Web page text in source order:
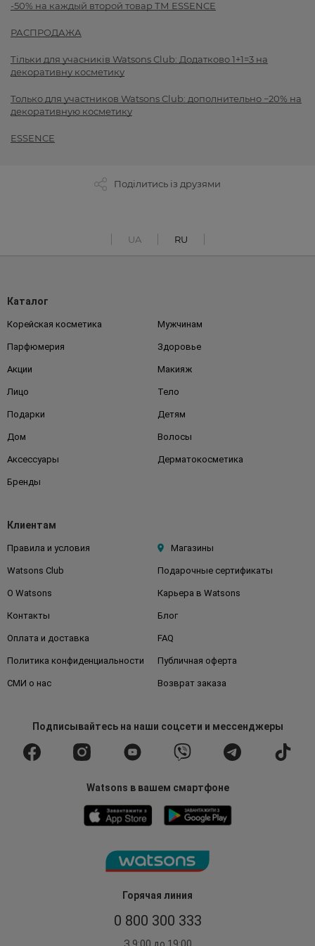
-50% на каждый второй товар ТМ ESSENCE
РАСПРОДАЖА
Тільки для учасників Watsons Club: Додатково 1+1=3 на
декоративну косметику
Только для участников Watsons Club: дополнительно −20% на
декоративную косметику
ESSENCE
Поділитись із друзями
UA RU
Горячая линия
0 800 300 333
Каталог
Корейская косметика Мужчинам
Парфюмерия Здоровье
Акции Макияж
Лицо Тело
Подарки Детям
Дом Волосы
Аксессуары Дерматокосметика
Бренды
Клиентам
Правила и условия Магазины
Watsons Club Подарочные сертификаты
О Watsons Карьера в Watsons
Контакты Блог
Оплата и доставка FAQ
Политика конфиденциальности Публичная оферта
СМИ о нас Возврат заказа
Подписывайтесьна наши соцсети и мессенджеры
Watsons в вашем смартфоне